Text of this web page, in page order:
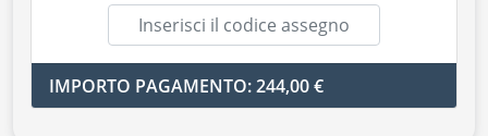
IMPORTO PAGAMENTO: 244,00 €